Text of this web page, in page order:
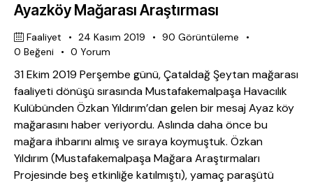
Ayazköy Mağarası Araştırması
Faaliyet 24 Kasım 2019 90 Görüntüleme
0 Beğeni 0 Yorum
31 Ekim 2019 Perşembe günü, Çataldağ Şeytan mağarası
faaliyeti dönüşü sırasında Mustafakemalpaşa Havacılık
Kulübünden Özkan Yıldırım’dan gelen bir mesaj Ayaz köy
mağarasını haber veriyordu. Aslında daha önce bu
mağara ihbarını almış ve sıraya koymuştuk. Özkan
Yıldırım (Mustafakemalpaşa Mağara Araştırmaları
Projesinde beş etkinliğe katılmıştı), yamaç paraşütü